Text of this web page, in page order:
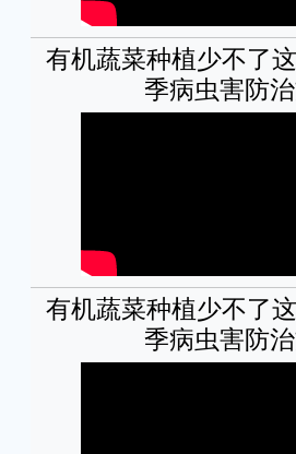
有机蔬菜种植少不了
季病虫害防
有机蔬菜种植少不了
季病虫害防